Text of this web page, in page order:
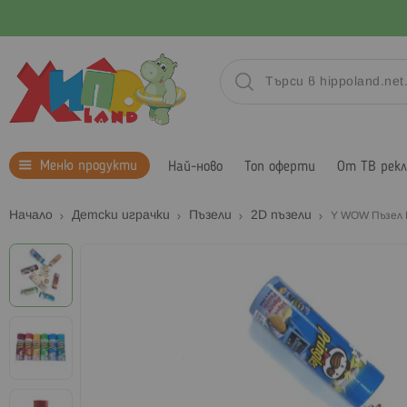
Меню продукти Най-ново Топ оферти От ТВ
Начало Детски играчки Пъзели 2D пъзели Y WOW
Преминете
към
края
на
на
изображенията